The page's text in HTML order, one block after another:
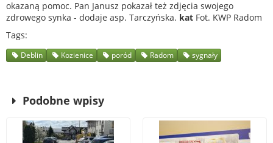
okazaną pomoc. Pan Janusz pokazał też zdjęcia swojego
zdrowego synka - dodaje asp. Tarczyńska. kat Fot. KWP Radom
Tags
Deblin Kozienice poród Radom sygnały
Podobne wpisy